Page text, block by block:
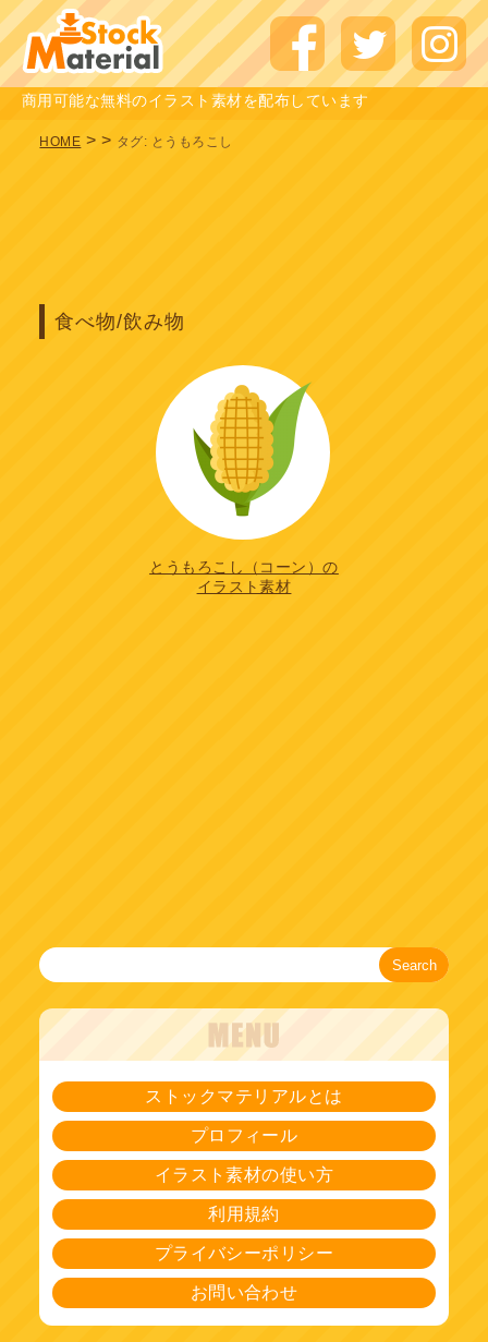
商用可能な無料のイラスト素材を配布しています
HOME > > タグ: とうもろこし
食べ物/飲み物
とうもろこし（コーン）の
イラスト素材
Search
ストックマテリアルとは
プロフィール
イラスト素材の使い方
利用規約
プライバシーポリシー
お問い合わせ